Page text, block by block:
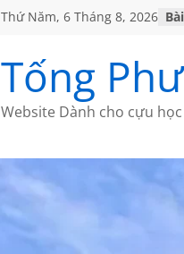
Thứ Năm, 6 Tháng 8, 2026
Tống
Website Dành cho cựu